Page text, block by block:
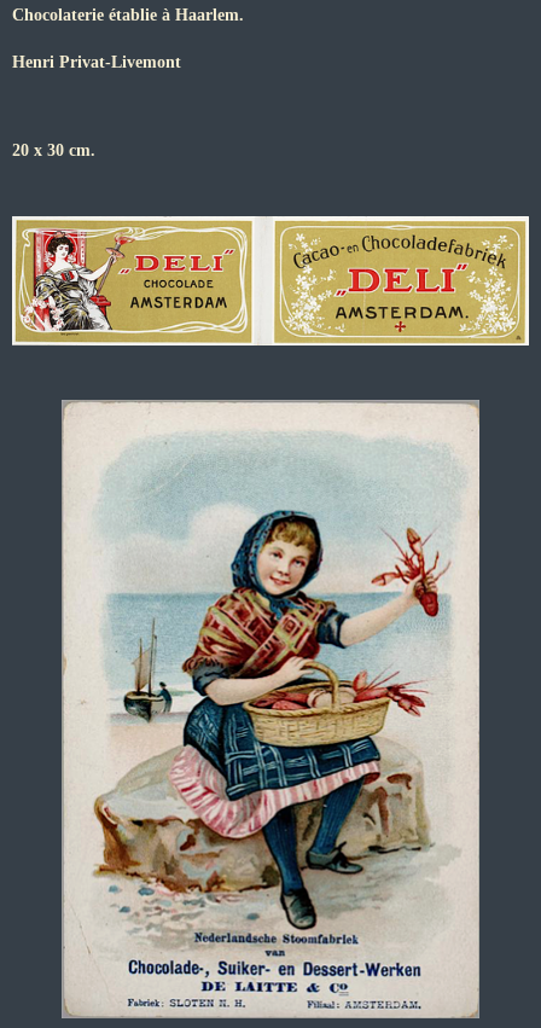
Chocolaterie établie à Haarlem.
Henri Privat-Livemont
20 x 30 cm.